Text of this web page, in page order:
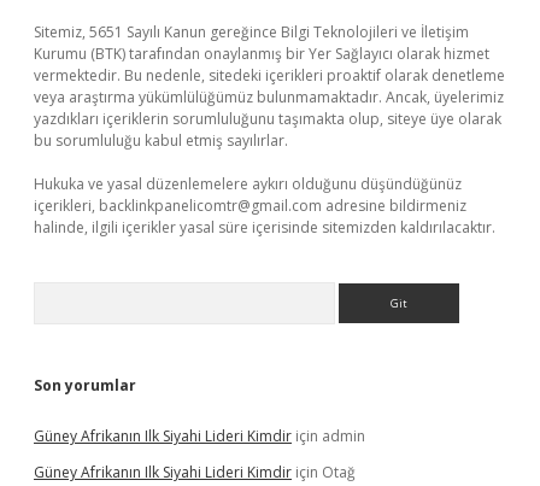
Sitemiz, 5651 Sayılı Kanun gereğince Bilgi Teknolojileri ve İletişim
Kurumu (BTK) tarafından onaylanmış bir Yer Sağlayıcı olarak hizmet
vermektedir. Bu nedenle, sitedeki içerikleri proaktif olarak denetleme
veya araştırma yükümlülüğümüz bulunmamaktadır. Ancak, üyelerimiz
yazdıkları içeriklerin sorumluluğunu taşımakta olup, siteye üye olarak
bu sorumluluğu kabul etmiş sayılırlar.
Hukuka ve yasal düzenlemelere aykırı olduğunu düşündüğünüz
içerikleri, backlinkpanelicomtr@gmail.com adresine bildirmeniz
halinde, ilgili içerikler yasal süre içerisinde sitemizden kaldırılacaktır.
Son yorumlar
Güney Afrikanın Ilk Siyahi Lideri Kimdir için admin
Güney Afrikanın Ilk Siyahi Lideri Kimdir için Otağ